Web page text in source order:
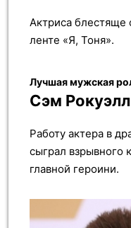
Актриса блестяще
ленте «Я, Тоня».
Лучшая мужская
Сэм Рокуэлл
Работу актера в
сыграл взрывного
главной героини.